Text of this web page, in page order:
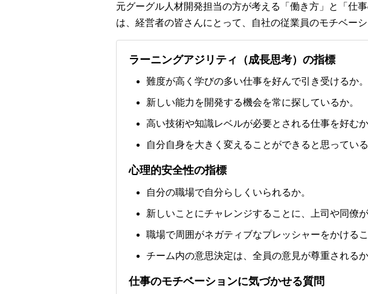
元グーグル人材開発担当の方が考える「働き方」と「仕
は、経営者の皆さんにとって、自社の従業員のモチベー
ラーニングアジリティ（成長思考）の指標
難度が高く学びの多い仕事を好んで引き受けるか。
新しい能力を開発する機会を常に探しているか。
高い技術や知識レベルが必要とされる仕事を好むか
自分自身を大きく変えることができると思っている
心理的安全性の指標
自分の職場で自分らしくいられるか。
新しいことにチャレンジすることに、上司や同僚が
職場で周囲がネガティブなプレッシャーをかけるこ
チーム内の意思決定は、全員の意見が尊重されるか
仕事のモチベーションに気づかせる質問